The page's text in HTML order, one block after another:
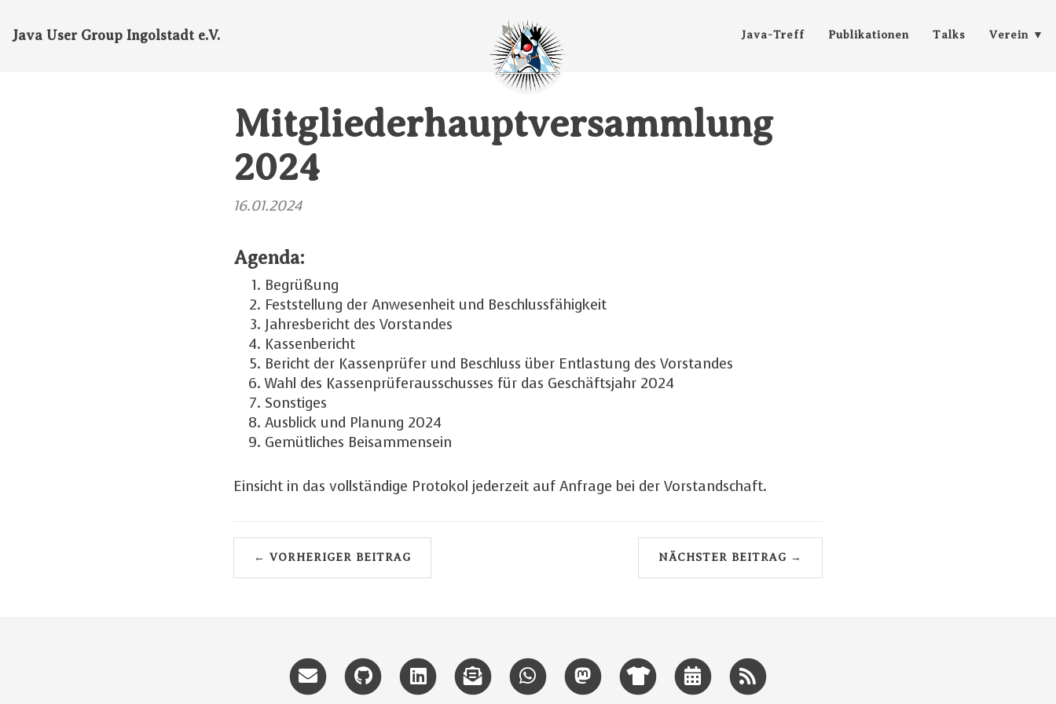
Java User Group Ingolstadt e.V. Java-Treff Publikationen Talks Verein
Mitgliederhauptversammlung
2024
16.01.2024
Agenda:
Begrüßung
Feststellung der Anwesenheit und Beschlussfähigkeit
Jahresbericht des Vorstandes
Kassenbericht
Bericht der Kassenprüfer und Beschluss über Entlastung des Vorstandes
Wahl des Kassenprüferausschusses für das Geschäftsjahr 2024
Sonstiges
Ausblick und Planung 2024
Gemütliches Beisammensein
Einsicht in das vollständige Protokol jederzeit auf Anfrage bei der Vorstandschaft.
← VORHERIGER BEITRAG NÄCHSTER BEITRAG →